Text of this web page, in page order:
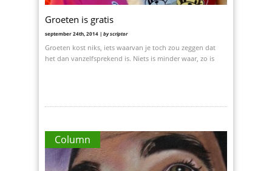
Groeten is gratis
september 24th, 2014 | by scriptor
Groeten kost niks, iets waarvan je toch zou zeggen dat
het dan vanzelfsprekend is. Niets is minder waar, zo is
Column